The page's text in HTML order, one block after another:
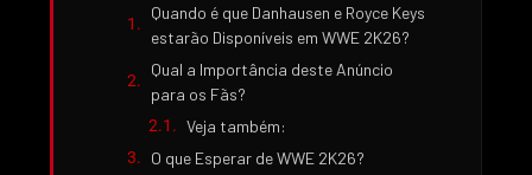
Quando é que Danhausen e Royce Keys
estarão Disponíveis em WWE 2K26?
Qual a Importância deste Anúncio
para os Fãs?
Veja também:
O que Esperar de WWE 2K26?